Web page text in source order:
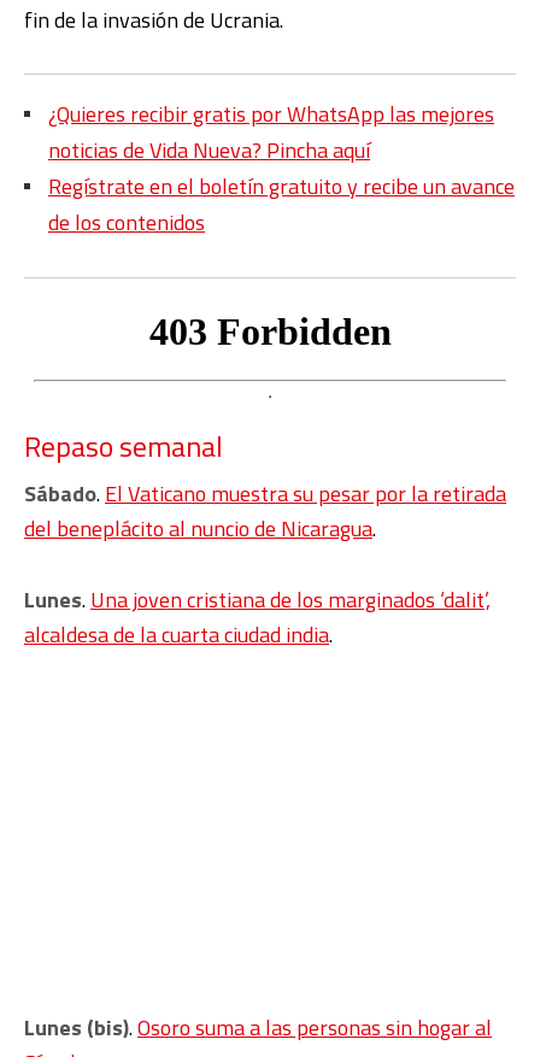
fin de la invasión de Ucrania.
¿Quieres recibir gratis por WhatsApp las mejores
noticias de Vida Nueva? Pincha aquí
Regístrate en el boletín gratuito y recibe un avance
de los contenidos
Repaso semanal
Sábado.El Vaticano muestra su pesar por la retirada
del beneplácito al nuncio de Nicaragua.
Lunes.Una joven cristiana de los marginados ‘dalit’,
alcaldesa de la cuarta ciudad india.
Lunes (bis).Osoro suma a las personas sin hogar al